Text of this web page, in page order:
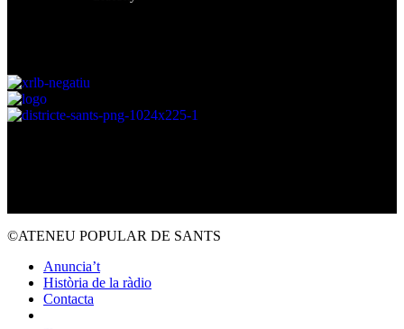
©ATENEU POPULAR DE SANTS
Anuncia’t
Història de la ràdio
Contacta